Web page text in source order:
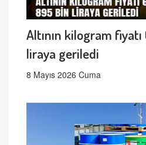
Altının kilogram
liraya geriledi
8 Mayıs 2026 Cuma